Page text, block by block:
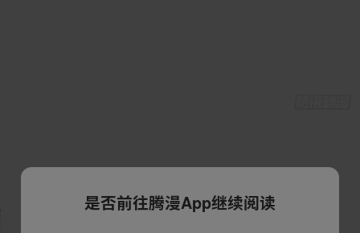
是否前往腾漫App继续阅读